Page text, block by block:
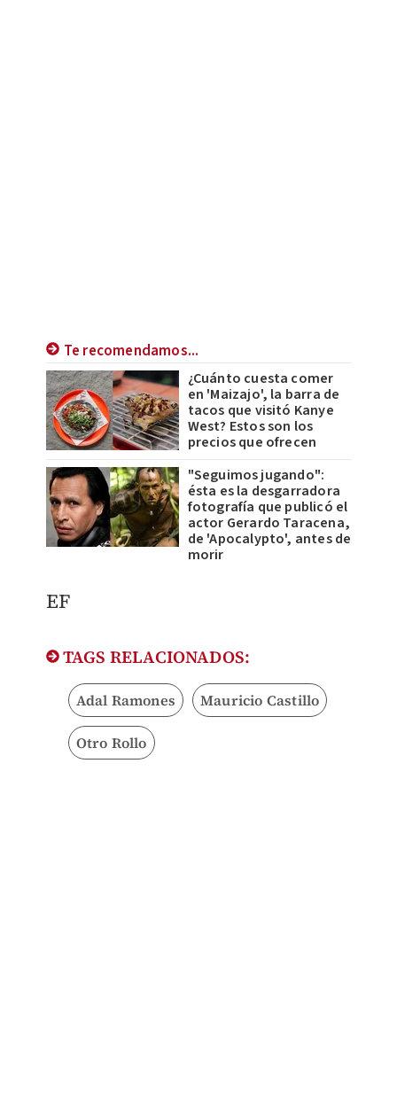
Te recomendamos...
¿Cuánto cuesta comer
en 'Maizajo', la barra de
tacos que visitó Kanye
West? Estos son los
precios que ofrecen
"Seguimos jugando":
ésta es la desgarradora
fotografía que publicó el
actor Gerardo Taracena,
de 'Apocalypto', antes de
morir
EF
TAGS RELACIONADOS:
Adal Ramones Mauricio Castillo
Otro Rollo